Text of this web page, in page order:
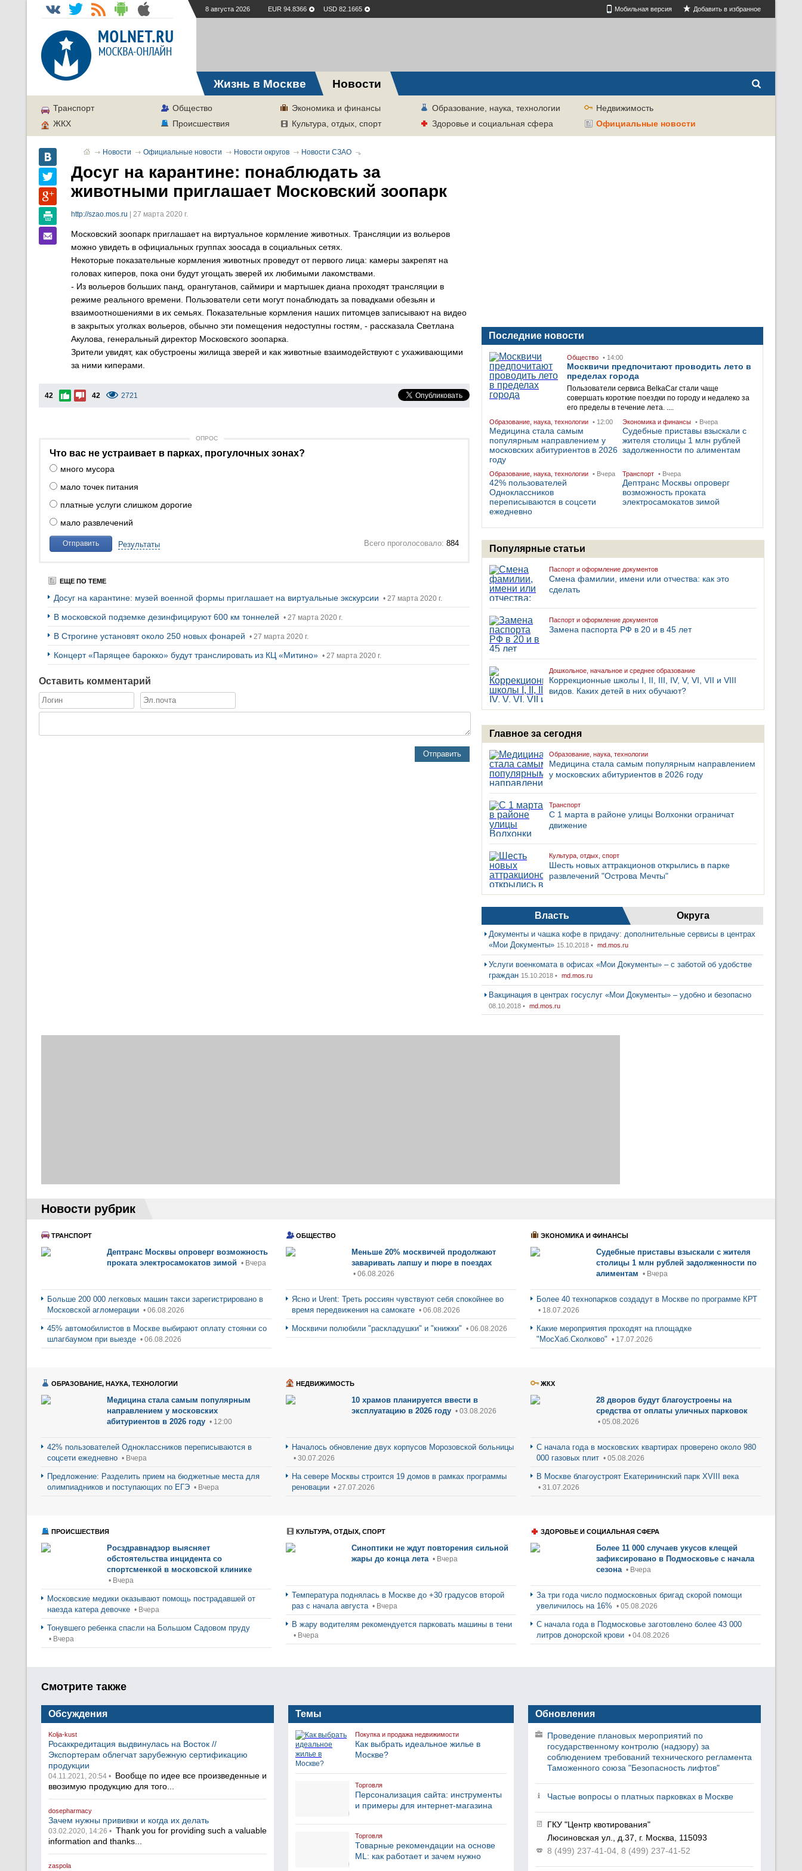
8 августа 2026 EUR 94.8366 USD 82.1665 Мобильная версия Добавить в избранное
Жизнь в Москве Новости
Транспорт Общество Экономика и финансы Образование, наука, технологии
Недвижимость
ЖКХ
Происшествия Культура, отдых, спорт Здоровье и социальная сфера Официальные новости
Новости Официальные новости Новости округов Новости СЗАО
Досуг на карантине: понаблюдать за
животными приглашает Московский зоопарк
http://szao.mos.ru | 27 марта 2020 г.
Московский зоопарк приглашает на виртуальное кормление животных. Трансляции из вольеров
можно увидеть в официальных группах зоосада в социальных сетях.
Некоторые показательные кормления животных проведут от первого лица: камеры закрепят на
головах киперов, пока они будут угощать зверей их любимыми лакомствами.
- Из вольеров больших панд, орангутанов, саймири и мартышек диана проходят трансляции в
режиме реального времени. Пользователи сети могут понаблюдать за повадками обезьян и
взаимоотношениями в их семьях. Показательные кормления наших питомцев записывают на видео
в закрытых уголках вольеров, обычно эти помещения недоступны гостям, - рассказала Светлана
Акулова, генеральный директор Московского зоопарка.
Зрители увидят, как обустроены жилища зверей и как животные взаимодействуют с ухаживающими
за ними киперами.
42 42 2721
ОПРОС
Что вас не устраивает в парках, прогулочных зонах?
много мусора
мало точек питания
платные услуги слишком дорогие
мало развлечений
Отправить Результаты Всего проголосовало: 884
ЕЩЕ ПО ТЕМЕ
Досуг на карантине: музей военной формы приглашает на виртуальные экскурсии • 27 марта 2020 г.
В московской подземке дезинфицируют 600 км тоннелей • 27 марта 2020 г.
В Строгине установят около 250 новых фонарей • 27 марта 2020 г.
Концерт «Парящее барокко» будут транслировать из КЦ «Митино» • 27 марта 2020 г.
Оставить комментарий
Отправить
Последние новости
Общество • 14:00
Москвичи предпочитают проводить лето в
пределах города
Пользователи сервиса BelkaCar стали чаще
совершать короткие поездки по городу и недалеко за
его пределы в течение лета. ....
Образование, наука, технологии • 12:00
Медицина стала самым
популярным направлением у
московских абитуриентов в 2026
году
Экономика и финансы • Вчера
Судебные приставы взыскали с
жителя столицы 1 млн рублей
задолженности по алиментам
Образование, наука, технологии • Вчера
42% пользователей
Одноклассников
переписываются в соцсети
ежедневно
Транспорт • Вчера
Дептранс Москвы опроверг
возможность проката
электросамокатов зимой
Популярные статьи
Паспорт и оформление документов
Смена фамилии, имени или отчества: как это
сделать
Паспорт и оформление документов
Замена паспорта РФ в 20 и в 45 лет
Дошкольное, начальное и среднее образование
Коррекционные школы I, II, III, IV, V, VI, VII и VIII
видов. Каких детей в них обучают?
Главное за сегодня
Образование, наука, технологии
Медицина стала самым популярным направлением
у московских абитуриентов в 2026 году
Транспорт
С 1 марта в районе улицы Волхонки ограничат
движение
Культура, отдых, спорт
Шесть новых аттракционов открылись в парке
развлечений "Острова Мечты"
Власть Округа
Документы и чашка кофе в придачу: дополнительные сервисы в центрах
«Мои Документы» 15.10.2018 • md.mos.ru
Услуги военкомата в офисах «Мои Документы» – с заботой об удобстве
граждан 15.10.2018 • md.mos.ru
Вакцинация в центрах госуслуг «Мои Документы» – удобно и безопасно
08.10.2018 • md.mos.ru
Новости рубрик
ТРАНСПОРТ
Дептранс Москвы опроверг возможность
проката электросамокатов зимой • Вчера
Больше 200 000 легковых машин такси зарегистрировано в
Московской агломерации • 06.08.2026
45% автомобилистов в Москве выбирают оплату стоянки со
шлагбаумом при выезде • 06.08.2026
ОБЩЕСТВО
Меньше 20% москвичей продолжают
заваривать лапшу и пюре в поездах
• 06.08.2026
Ясно и Urent: Треть россиян чувствуют себя спокойнее во
время передвижения на самокате • 06.08.2026
Москвичи полюбили "раскладушки" и "книжки" • 06.08.2026
ЭКОНОМИКА И ФИНАНСЫ
Судебные приставы взыскали с жителя
столицы 1 млн рублей задолженности по
алиментам • Вчера
Более 40 технопарков создадут в Москве по программе КРТ
• 18.07.2026
Какие мероприятия проходят на площадке
"МосХаб.Сколково" • 17.07.2026
ОБРАЗОВАНИЕ, НАУКА, ТЕХНОЛОГИИ
Медицина стала самым популярным
направлением у московских
абитуриентов в 2026 году • 12:00
42% пользователей Одноклассников переписываются в
соцсети ежедневно • Вчера
Предложение: Разделить прием на бюджетные места для
олимпиадников и поступающих по ЕГЭ • Вчера
НЕДВИЖИМОСТЬ
10 храмов планируется ввести в
эксплуатацию в 2026 году • 03.08.2026
Началось обновление двух корпусов Морозовской больницы
• 30.07.2026
На севере Москвы строится 19 домов в рамках программы
реновации • 27.07.2026
ЖКХ
28 дворов будут благоустроены на
средства от оплаты уличных парковок
• 05.08.2026
С начала года в московских квартирах проверено около 980
000 газовых плит • 05.08.2026
В Москве благоустроят Екатерининский парк XVIII века
• 31.07.2026
ПРОИСШЕСТВИЯ
Росздравнадзор выясняет
обстоятельства инцидента со
спортсменкой в московской клинике
• Вчера
Московские медики оказывают помощь пострадавшей от
наезда катера девочке • Вчера
Тонувшего ребенка спасли на Большом Садовом пруду
• Вчера
КУЛЬТУРА, ОТДЫХ, СПОРТ
Синоптики не ждут повторения сильной
жары до конца лета • Вчера
Температура поднялась в Москве до +30 градусов второй
раз с начала августа • Вчера
В жару водителям рекомендуется парковать машины в тени
• Вчера
ЗДОРОВЬЕ И СОЦИАЛЬНАЯ СФЕРА
Более 11 000 случаев укусов клещей
зафиксировано в Подмосковье с начала
сезона • Вчера
За три года число подмосковных бригад скорой помощи
увеличилось на 16% • 05.08.2026
С начала года в Подмосковье заготовлено более 43 000
литров донорской крови • 04.08.2026
Смотрите также
Обсуждения
Kolja-kust
Росаккредитация выдвинулась на Восток //
Экспортерам облегчат зарубежную сертификацию
продукции
04.11.2021, 20:54 • Вообще по идее все произведенные и
ввозимую продукцию для того...
dosepharmacy
Зачем нужны прививки и когда их делать
03.02.2020, 14:26 • Thank you for providing such a valuable
information and thanks...
zaspola
Темы
Покупка и продажа недвижимости
Как выбрать идеальное жилье в
Москве?
Торговля
Персонализация сайта: инструменты
и примеры для интернет-магазина
Торговля
Товарные рекомендации на основе
ML: как работает и зачем нужно
Обновления
Проведение плановых мероприятий по
государственному контролю (надзору) за
соблюдением требований технического регламента
Таможенного союза "Безопасность лифтов"
Частые вопросы о платных парковках в Москве
ГКУ "Центр квотирования"
Люсиновская ул., д.37, г. Москва, 115093
8 (499) 237-41-04, 8 (499) 237-41-52